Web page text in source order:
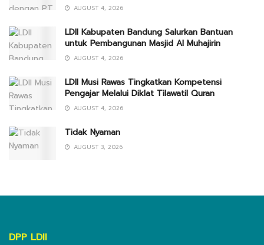
AUGUST 4, 2026
LDII Kabupaten Bandung Salurkan Bantuan
untuk Pembangunan Masjid Al Muhajirin
AUGUST 4, 2026
LDII Musi Rawas Tingkatkan Kompetensi
Pengajar Melalui Diklat Tilawatil Quran
AUGUST 4, 2026
Tidak Nyaman
AUGUST 3, 2026
DPP LDII